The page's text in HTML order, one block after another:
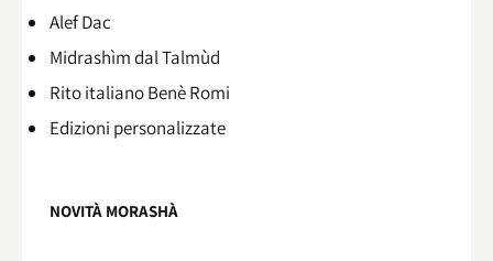
Alef Dac
Midrashìm dal Talmùd
Rito italiano Benè Romi​
Edizioni personalizzate
NOVITÀ MORASHÀ